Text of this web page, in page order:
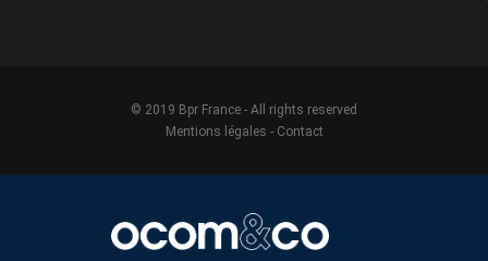
© 2019 Bpr France - All rights reserved
Mentions légales - Contact